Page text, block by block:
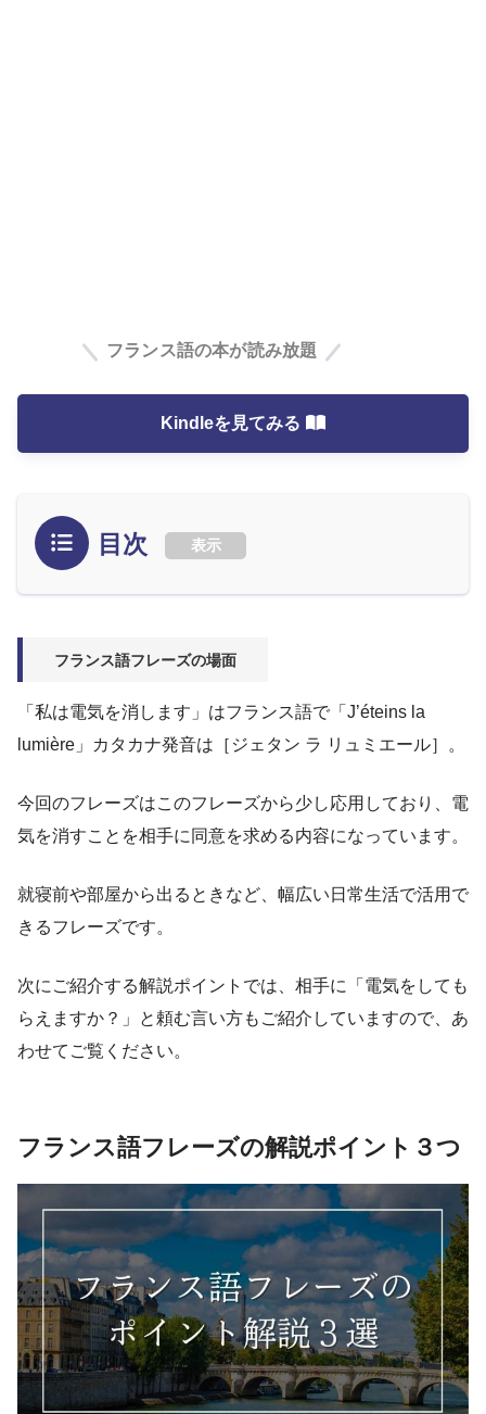
フランス語の本が読み放題
Kindleを見てみる
目次 表示
フランス語フレーズの場面
「私は電気を消します」はフランス語で「J’éteins la
lumière」カタカナ発音は［ジェタン ラ リュミエール］。
今回のフレーズはこのフレーズから少し応用しており、電
気を消すことを相手に同意を求める内容になっています。
就寝前や部屋から出るときなど、幅広い日常生活で活用で
きるフレーズです。
次にご紹介する解説ポイントでは、相手に「電気をしても
らえますか？」と頼む言い方もご紹介していますので、あ
わせてご覧ください。
フランス語フレーズの解説ポイント３つ